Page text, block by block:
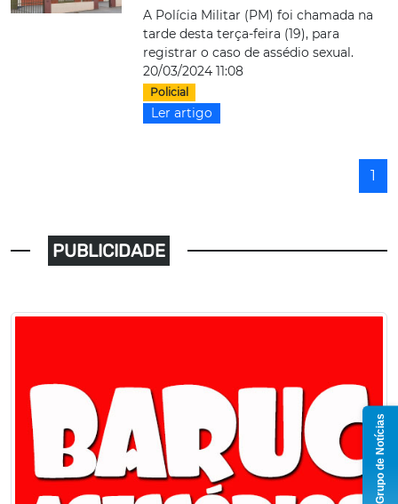
A Polícia Militar (PM) foi chamada na
tarde desta terça-feira (19), para
registrar o caso de assédio sexual.
20/03/2024 11:08
Policial
Ler artigo
1
PUBLICIDADE
Grupo de Notícias